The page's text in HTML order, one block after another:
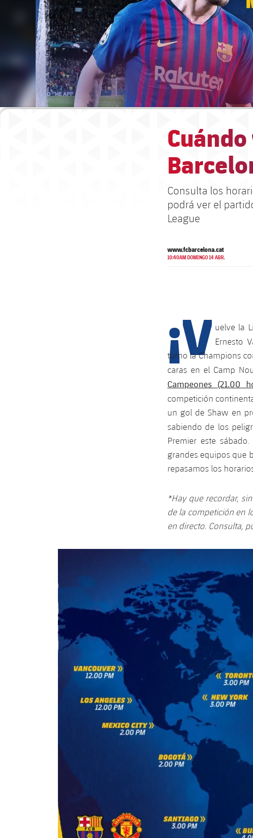
Consulta los
podrá ver el
League
www.fcbarcelona.cat
10:40AM DOMINGO 14 ABR.
¡V uelve la
Ernesto
turno la Champions
caras en el Camp
Campeones (21.00
competición
un gol de Shaw en
sabiendo de los
Premier este
grandes equipos que
repasamos los
*Hay que recordar,
de la competición en
en directo. Consulta,